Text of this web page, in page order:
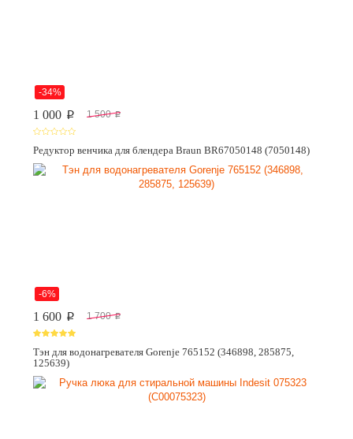
-34%
1 000 p 1 500 p
Редуктор венчика для блендера Braun BR67050148 (7050148)
-6%
1 600 p 1 700 p
Тэн для водонагревателя Gorenje 765152 (346898, 285875,
125639)